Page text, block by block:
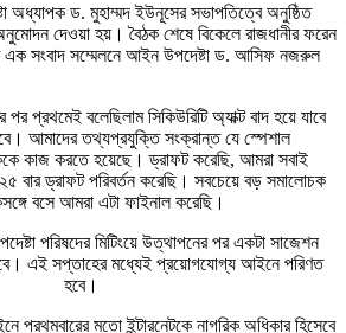
অধ্যাপক ড. মুহাম্মদ ইউনূসের সভাপতিত্বে অনুষ্ঠিত
দেওয়া হয়। বৈঠক শেষে বিকেলে রাজধানীর ফরেন
এক সংবাদ সম্মেলনে আইন উপদেষ্টা ড. আসিফ নজরুল
পর প্রথমেই বলেছিলাম সিকিউরিটি অ্যাক্ট বাদ হয়ে যাবে
আমাদের তথ্যপ্রযুক্তি সংক্রান্ত যে স্পেশাল
কাজ করতে হয়েছে। ড্রাফট করেছি, আমরা সবাই
বার ড্রাফট পরিবর্তন করেছি। সবচেয়ে বড় সমালোচক
বসে আমরা এটা ফাইনাল করেছি।
পরিষদের মিটিংয়ে উত্থাপনের পর একটা সাজেশন
এই সপ্তাহের মধ্যেই প্রয়োগযোগ্য আইনে পরিণত
হবে।
মতো ইন্টারনেটকে নাগরিক অধিকার হিসেবে